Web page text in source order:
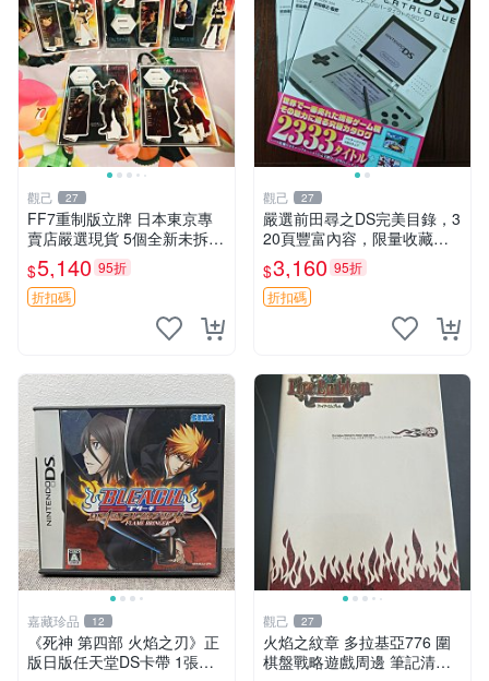
觀己 27
FF7重制版立牌 日本東京專
賣店嚴選現貨 5個全新未拆封
最終幻想7重制版 立牌 日本
原裝 正品現貨 5個包快遞
$5,140 95折
折扣碼
觀己 27
嚴選前田尋之DS完美目錄，3
20頁豐富內容，限量收藏佳
品 時代典藏 書籍收藏 時代典
藏 書籍收藏 目錄收藏
$3,160 95折
折扣碼
嘉藏珍品 12
《死神 第四部 火焰之刃》正
版日版任天堂DS卡帶 1張，
觀己 27
火焰之紋章 多拉基亞776 圍
棋盤戰略遊戲周邊 筆記清晰